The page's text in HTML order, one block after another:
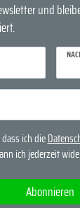
und
ich die
ich jederzeit
Abonnieren